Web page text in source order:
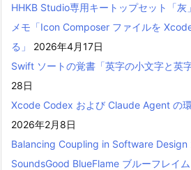
HHKB Studio専用キートップセット「灰
メモ「Icon Composer ファイルを
る」
2026年4月17日
Swift ソートの覚書「英字の小文字と英
28日
Xcode Codex および Claude Agent の
2026年2月8日
Balancing Coupling in Software Design
SoundsGood BlueFlame ブルーフレイ